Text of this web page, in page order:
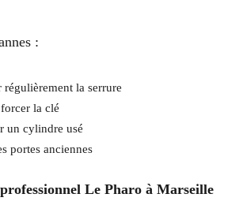
:
régulièrement la serrure
la clé
un cylindre usé
portes anciennes
Le Pharo à Marseille